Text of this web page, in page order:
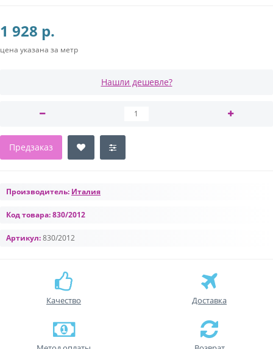
1 928 р.
цена указана за метр
Нашли дешевле?
Предзаказ
Производитель: Италия
Код товара:830/2012
Артикул:830/2012
Качество Доставка